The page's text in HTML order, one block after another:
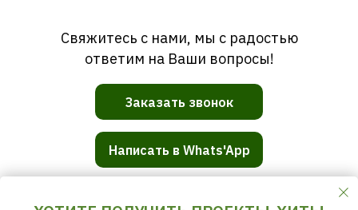
Заказать звонок
Свяжитесь с нами, мы с радостью
ответим на Ваши вопросы!
Написать в Whats'App